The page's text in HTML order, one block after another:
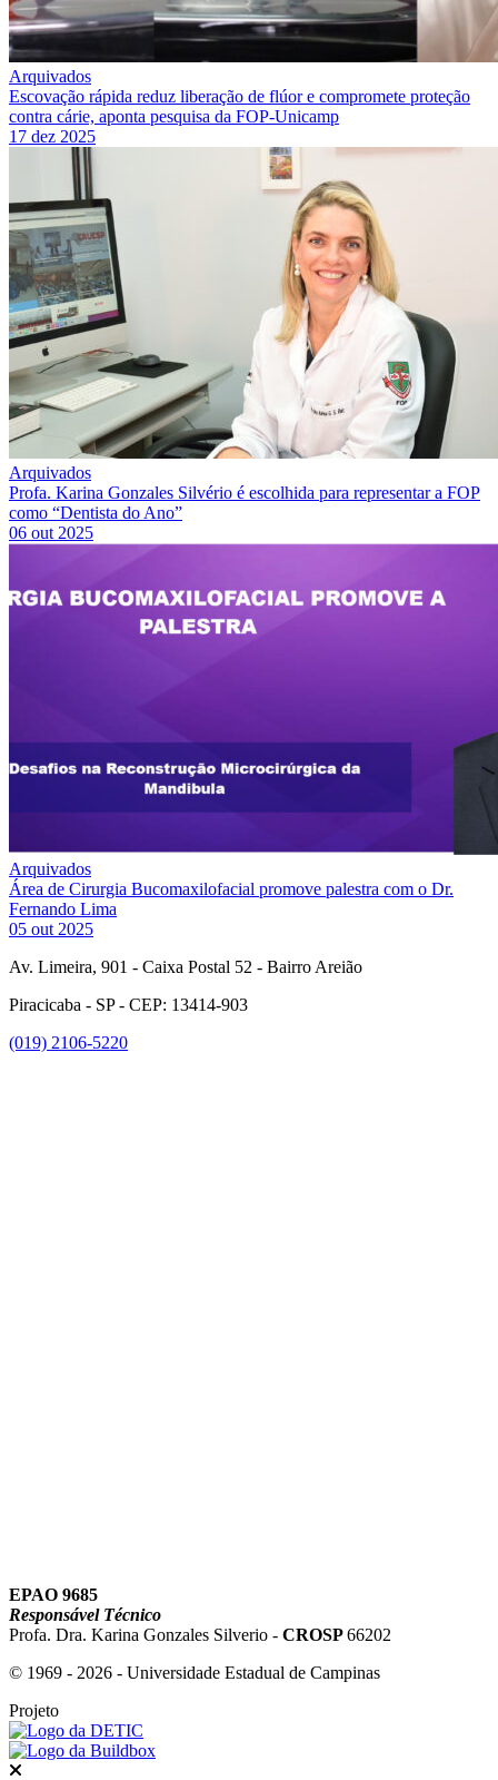
Arquivados
Escovação rápida reduz liberação de flúor e compromete proteção
contra cárie, aponta pesquisa da FOP-Unicamp
17 dez 2025
Arquivados
Profa. Karina Gonzales Silvério é escolhida para representar a FOP
como “Dentista do Ano”
06 out 2025
Arquivados
Área de Cirurgia Bucomaxilofacial promove palestra com o Dr.
Fernando Lima
05 out 2025
Av. Limeira, 901 - Caixa Postal 52 - Bairro Areião
Piracicaba - SP - CEP: 13414-903
(019) 2106-5220
EPAO 9685
Responsável Técnico
Profa. Dra. Karina Gonzales Silverio - CROSP66202
© 1969 - 2026 - Universidade Estadual de Campinas
Projeto